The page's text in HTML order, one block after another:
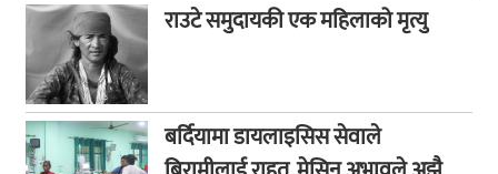
राउटे समुदायकी एक महिलाको मृत्यु
बर्दियामा डायलाइसिस सेवाले